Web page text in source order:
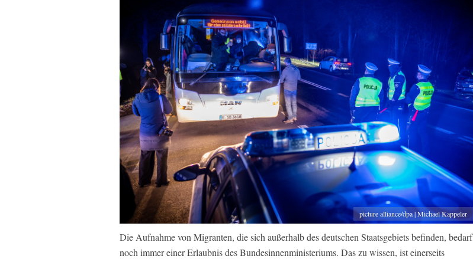
picture alliance/dpa | Michael Kappeler
Die Aufnahme von Migranten, die sich außerhalb des deutschen Staatsgebiets befinden, bedarf
noch immer einer Erlaubnis des Bundesinnenministeriums. Das zu wissen, ist einerseits